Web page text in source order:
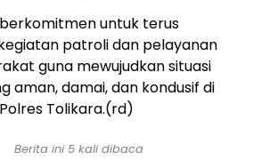
untuk terus
patroli dan pelayanan
guna mewujudkan situasi
aman, damai, dan kondusif di
Tolikara.(rd)
Berita ini 5 kali dibaca